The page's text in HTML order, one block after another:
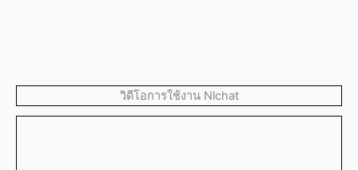
วิดีโอการใช้งาน Nlchat